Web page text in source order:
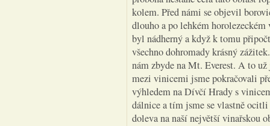
kolem. Před námi se objevil
dlouho a po lehkém
byl nádherný a když k tomu
všechno dohromady krásný
nám zbyde na Mt. Everest. A to
mezi vinicemi jsme pokračovali
výhledem na Dívčí Hrady s
dálnice a tím jsme se vlastně
doleva na naší největší vinařskou